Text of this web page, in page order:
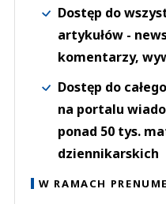
Dostęp do
artykułów -
komentarzy,
Dostęp do
na portalu
ponad 50 tys.
dziennikarskich
W RAMACH